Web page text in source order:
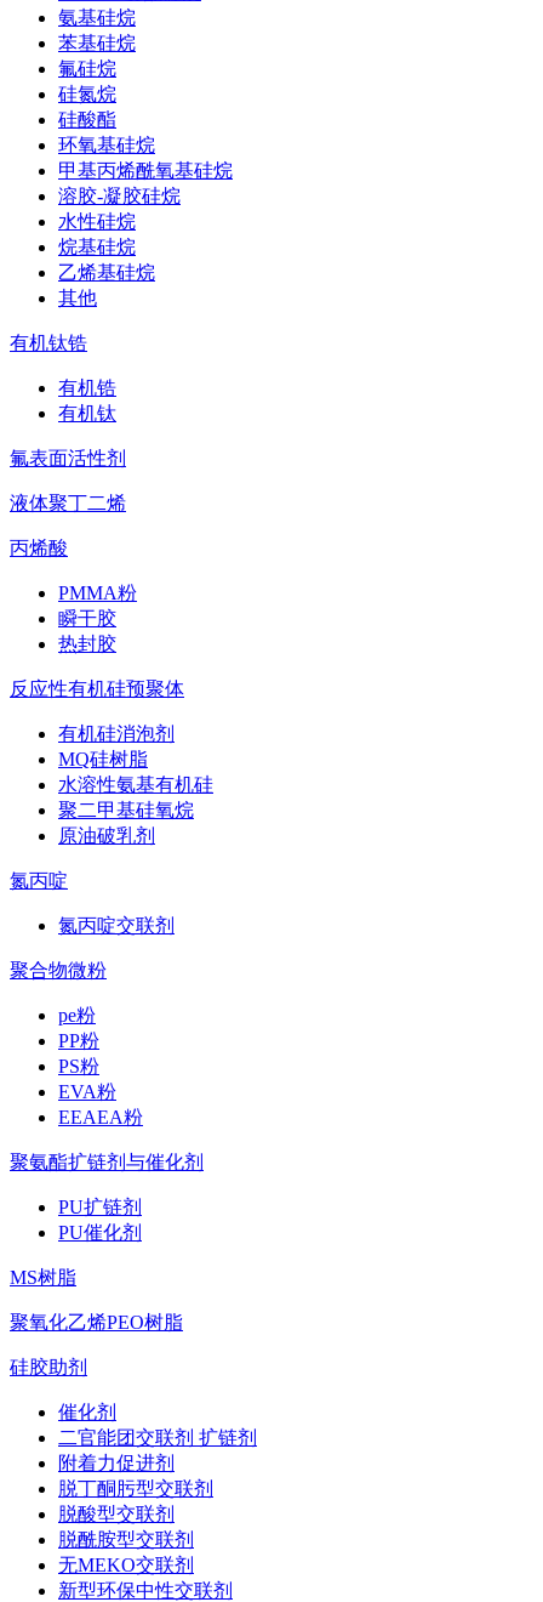
氨基硅烷
苯基硅烷
氟硅烷
硅氮烷
硅酸酯
环氧基硅烷
甲基丙烯酰氧基硅烷
溶胶-凝胶硅烷
水性硅烷
烷基硅烷
乙烯基硅烷
其他
有机钛锆
有机锆
有机钛
氟表面活性剂
液体聚丁二烯
丙烯酸
PMMA粉
瞬干胶
热封胶
反应性有机硅预聚体
有机硅消泡剂
MQ硅树脂
水溶性氨基有机硅
聚二甲基硅氧烷
原油破乳剂
氮丙啶
氮丙啶交联剂
聚合物微粉
pe粉
PP粉
PS粉
EVA粉
EEAEA粉
聚氨酯扩链剂与催化剂
PU扩链剂
PU催化剂
MS树脂
聚氧化乙烯PEO树脂
硅胶助剂
催化剂
二官能团交联剂 扩链剂
附着力促进剂
脱丁酮肟型交联剂
脱酸型交联剂
脱酰胺型交联剂
无MEKO交联剂
新型环保中性交联剂